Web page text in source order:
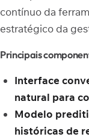
contínuo da
estratégico da
Principais
Interface
natural para
Modelo
históricas de